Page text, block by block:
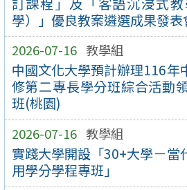
學）」優良教案遴選成果發表
2026-07-16 教學組
中國文化大學預計辦理116年
修第二專長學分班綜合活動
班(桃園)
2026-07-16 教學組
實踐大學開設「30+大學－當
用學分學程專班」